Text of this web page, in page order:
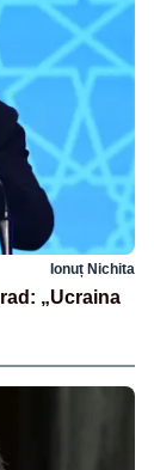
Ionuț Nichita
„Ucraina